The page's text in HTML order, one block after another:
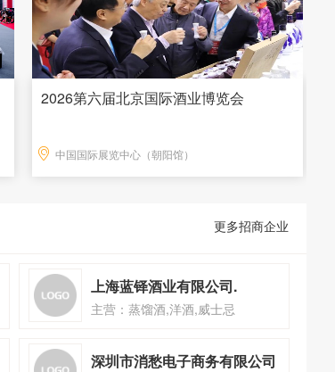
2026第六届北京国际酒业博览会
中国国际展览中心（朝阳馆）
更多招商企业
上海蓝铎酒业有限公司.
主营：蒸馏酒,洋酒,威士忌
深圳市消愁电子商务有限公司